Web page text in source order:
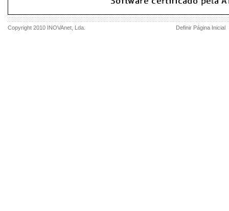
Copyright 2010 INOVAnet , Lda. Definir Página Inicial